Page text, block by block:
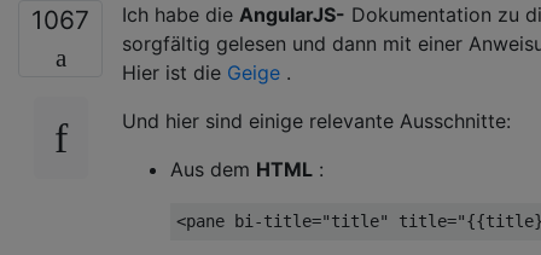
1067 Ich habe die AngularJS- Dokumentation zu
sorgfältig gelesen und dann mit einer
Hier ist die Geige .
Und hier sind einige relevante Ausschnitte:
Aus dem HTML :
<pane bi-title="title" title=